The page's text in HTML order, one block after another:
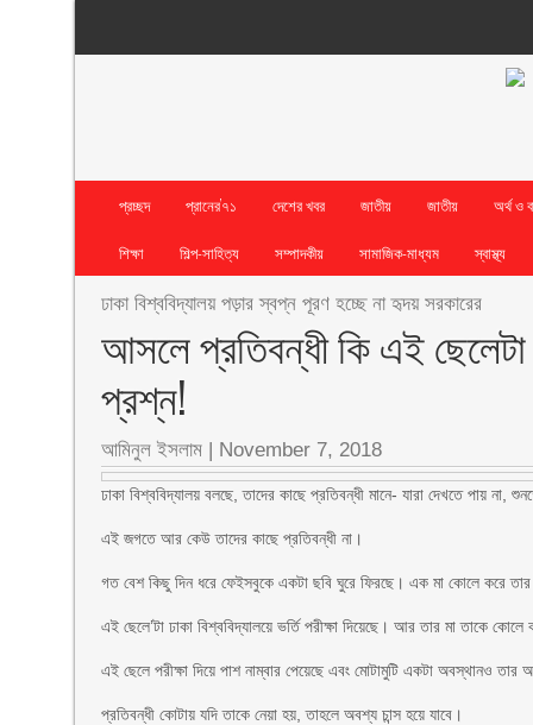
প্রচ্ছদ প্রানের’৭১ দেশের খবর জাতীয় জাতীয়
অর্থ ও
শিক্ষা
শিল্প-সাহিত্য সম্পাদকীয় সামাজিক-মাধ্যম স্বাস্থ্য
ঢাকা বিশ্ববিদ্যালয় পড়ার স্বপ্ন পূরণ হচ্ছে না হৃদয় সরকারের
আসলে প্রতিবন্ধী কি এই
প্রশ্ন!
আমিনুল ইসলাম | November 7, 2018
ঢাকা বিশ্ববিদ্যালয় বলছে, তাদের কাছে প্রতিবন্ধী মানে- যারা দেখতে পায় না,
এই জগতে আর কেউ তাদের কাছে প্রতিবন্ধী না।
গত বেশ কিছু দিন ধরে ফেইসবুকে একটা ছবি ঘুরে ফিরছে। এক মা কোলে করে তার
এই ছেলে’টা ঢাকা বিশ্ববিদ্যালয়ে ভর্তি পরীক্ষা দিয়েছে। আর তার মা তাকে
এই ছেলে পরীক্ষা দিয়ে পাশ নাম্বার পেয়েছে এবং মোটামুটি একটা অবস্থানও তার
প্রতিবন্ধী কোটায় যদি তাকে নেয়া হয়, তাহলে অবশ্য চান্স হয়ে যাবে।